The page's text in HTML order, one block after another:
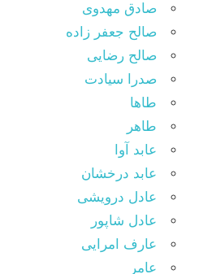
صادق مهدوی
صالح جعفر زاده
صالح رضایی
صدرا سیادت
طاها
طاهر
عابد آوا
عابد درخشان
عادل درویشی
عادل شاپور
عارف امرایی
عامر